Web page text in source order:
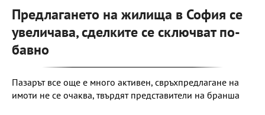
Предлагането на жилища в София се
увеличава, сделките се сключват по-
бавно
Пазарът все още е много активен, свръхпредлагане на
имоти не се очаква, твърдят представители на бранша